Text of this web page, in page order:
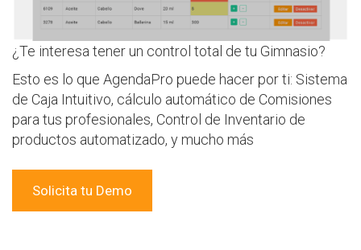
¿Te interesa tener un control total de tu Gimnasio?
Esto es lo que AgendaPro puede hacer por ti: Sistema
de Caja Intuitivo, cálculo automático de Comisiones
para tus profesionales, Control de Inventario de
productos automatizado, y mucho más
Solicita tu Demo